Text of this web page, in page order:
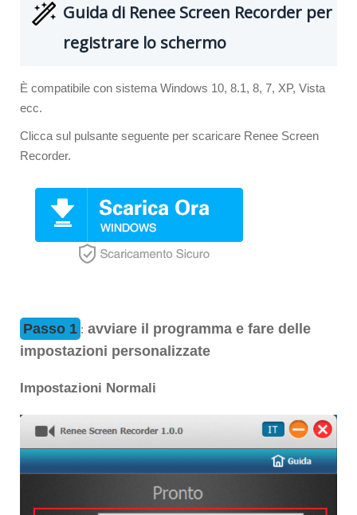
Guida di Renee Screen Recorder per
registrare lo schermo
È compatibile con sistema Windows 10, 8.1, 8, 7, XP, Vista
ecc.
Clicca sul pulsante seguente per scaricare Renee Screen
Recorder.
Passo 1 : avviare il programma e fare delle
impostazioni personalizzate
Impostazioni Normali